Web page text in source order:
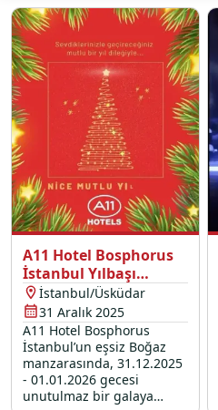
ekibimiz ve kaliteli hizmet
anlayışımızla birleşen bu
benzersiz Boğaz turunda,
sevdiklerinizle birlikte
eğlencenin tadına
doyacağınız eşsiz bir
kutlama sizi bekliyor.
A11 Hotel Bosphorus
İstanbul Yılbaşı
Programı 2026
İstanbul/Üsküdar
31 Aralık 2025
A11 Hotel Bosphorus
İstanbul’un eşsiz Boğaz
manzarasında, 31.12.2025
- 01.01.2026 gecesi
unutulmaz bir galaya